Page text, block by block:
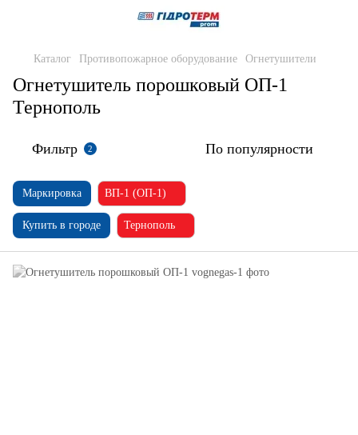
Каталог Противопожарное оборудование Огнетушители
Огнетушитель порошковый ОП-1
Тернополь
Фильтр 2 По популярности
Маркировка ВП-1 (ОП-1)
Купить в городе Тернополь